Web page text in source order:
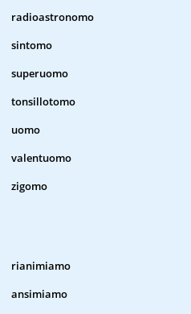
radioastronomo
sintomo
superuomo
tonsillotomo
uomo
valentuomo
zigomo
rianimiamo
ansimiamo